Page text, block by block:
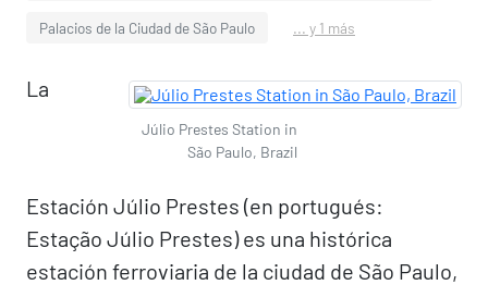
Palacios de la Ciudad de São Paulo ... y 1 más
Júlio Prestes Station in
São Paulo, Brazil
La
Estación Júlio Prestes (en portugués:
Estação Júlio Prestes) es una histórica
estación ferroviaria de la ciudad de São Paulo,